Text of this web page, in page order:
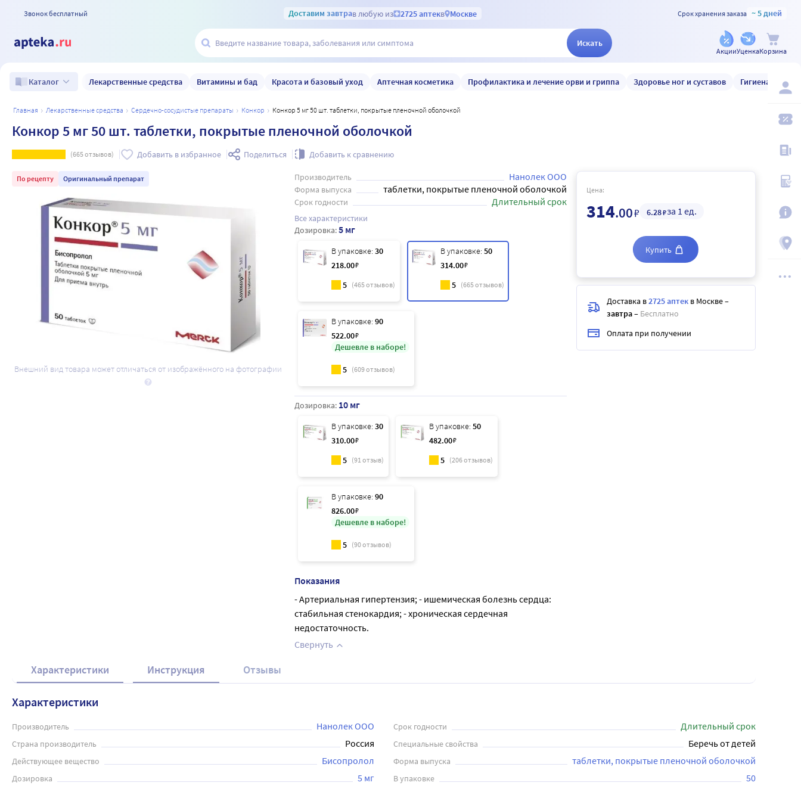
Звонок бесплатный Доставим завтрав любую из 2725 аптекв Москве Срок хранения заказа ~ 5 дней
Искать
АкцииУценкаКорзина
Каталог Лекарственные средства Витамины и бад Красота и базовый уход Аптечная косметика Профилактика и лечение орви и гриппа Здоровье ног и суставов Гигиена и уход
главная лекарственные средства сердечно-сосудистые препараты конкор Конкор 5 мг 50 шт. таблетки, покрытые пленочной оболочкой
Конкор 5 мг 50 шт. таблетки, покрытые пленочной оболочкой
(665отзывов) Добавить в избранное Поделиться Добавить к сравнению
По рецепту Оригинальный препарат
Внешний вид товара может отличаться от изображённого на фотографии
Производитель Нанолек ООО
Форма выпуска таблетки, покрытые пленочной оболочкой
Срок годности Длительный срок
Все характеристики
Дозировка:5 мг
В упаковке: 30
218.00₽
5 (465отзывов)
В упаковке: 50
314.00₽
5 (665отзывов)
В упаковке: 90
522.00₽
Дешевле в наборе!
5 (609отзывов)
Дозировка: 10 мг
В упаковке: 30
310.00₽
5 (91отзыв)
В упаковке: 50
482.00₽
5 (206отзывов)
В упаковке: 90
826.00₽
Дешевле в наборе!
5 (90отзывов)
Показания
- Артериальная гипертензия; - ишемическая болезнь сердца:
стабильная стенокардия; - хроническая сердечная
недостаточность.
Свернуть
Цена:
314.00₽ 6.28₽за 1 ед.
Купить
Доставка в2725 аптек в Москве–
завтра– Бесплатно
Оплата при получении
Характеристики Инструкция Отзывы
Характеристики
Производитель Нанолек ООО Срок годности Длительный срок
Страна производитель Россия Специальные свойства Беречь от детей
Действующее вещество Бисопролол Форма выпуска таблетки, покрытые пленочной оболочкой
Дозировка 5 мг В упаковке 50